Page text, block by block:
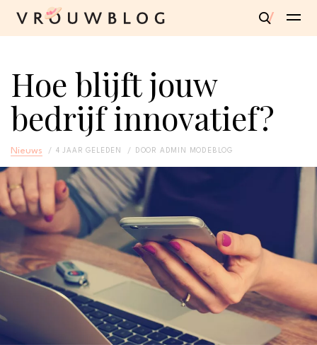
Hoe blijft jouw
bedrijf innovatief?
Nieuws 4 JAAR GELEDEN DOOR ADMIN MODEBLOG